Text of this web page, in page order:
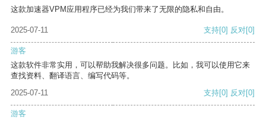
这款加速器VPM应用程序已经为我们带来了无限的隐私和自由。
2025-07-11 支持[0] 反对[0]
游客
这款软件非常实用，可以帮助我解决很多问题。比如，我可以使用它来
查找资料、翻译语言、编写代码等。
2025-07-11
支持[0] 反对[0]
游客